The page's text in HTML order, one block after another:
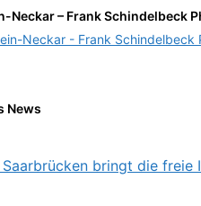
Neckar – Frank Schindelbeck
News
bringt die freie